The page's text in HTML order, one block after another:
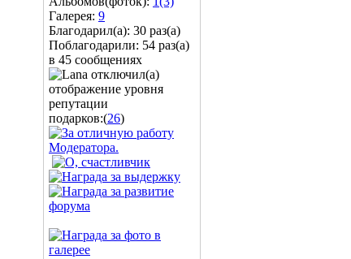
Галерея: 9
Благодарил(а): 30 раз(а)
Поблагодарили: 54 раз(а)
в 45 сообщениях
подарков:(26)